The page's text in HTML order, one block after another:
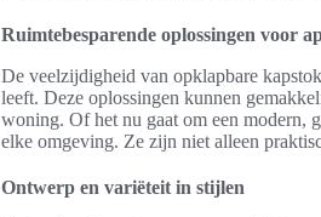
Ruimtebesparende oplossingen voor
De veelzijdigheid van opklapbare
leeft. Deze oplossingen kunnen
woning. Of het nu gaat om een modern,
elke omgeving. Ze zijn niet alleen
Ontwerp en variëteit in stijlen